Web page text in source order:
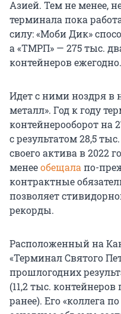
Азией. Тем не менее,
терминала пока
силу: «Моби Дик»
а «ТМРП» — 275 тыс.
контейнеров ежегодно.
Идет с ними ноздря в
металл». Год к году
контейнерооборот на
с результатом 28,5
своего актива в 2022
менееобещала по-
контрактные
позволяет
рекорды.
Расположенный на
«Терминал Святого
прошлогодних
(11,2 тыс.
ранее). Его «коллега